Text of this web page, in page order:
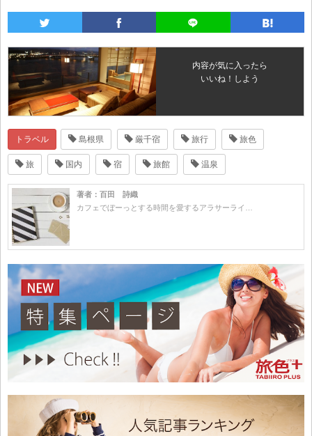
内容が気に入ったら
いいね！しよう
トラベル 島根県 厳千宿 旅行 旅色
旅 国内 宿 旅館 温泉
著者：百田 詩織
カフェでぼーっとする時間を愛するアラサーライ…